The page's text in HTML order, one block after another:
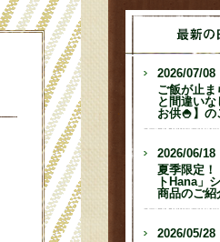
2026/07/08
ご飯が止ま
と間違い
お供🍚】の
2026/06/18
夏季限定！
トHana」
商品のご紹
2026/05/28